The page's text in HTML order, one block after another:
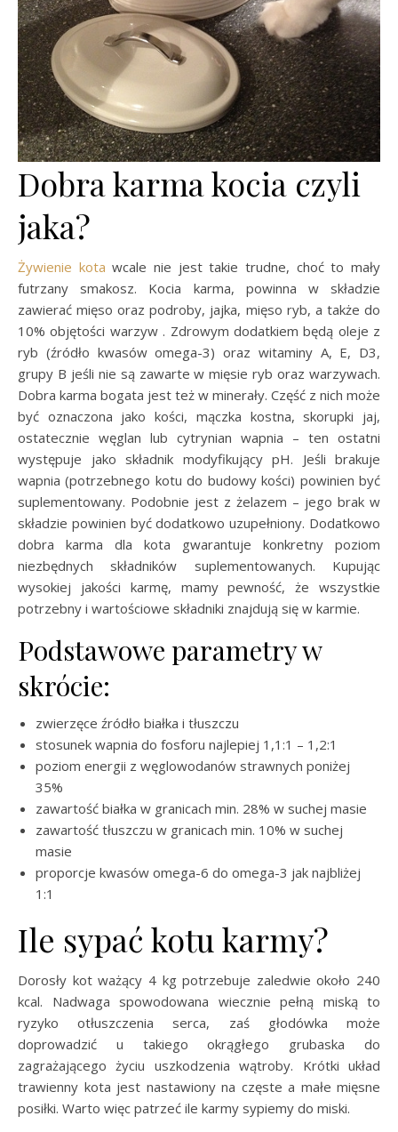
Dobra karma kocia czyli
jaka?
Żywienie kota wcale nie jest takie trudne, choć to mały
futrzany smakosz. Kocia karma, powinna w składzie
zawierać mięso oraz podroby, jajka, mięso ryb, a także do
10% objętości warzyw . Zdrowym dodatkiem będą oleje z
ryb (źródło kwasów omega-3) oraz witaminy A, E, D3,
grupy B jeśli nie są zawarte w mięsie ryb oraz warzywach.
Dobra karma bogata jest też w minerały. Część z nich może
być oznaczona jako kości, mączka kostna, skorupki jaj,
ostatecznie węglan lub cytrynian wapnia – ten ostatni
występuje jako składnik modyfikujący pH. Jeśli brakuje
wapnia (potrzebnego kotu do budowy kości) powinien być
suplementowany. Podobnie jest z żelazem – jego brak w
składzie powinien być dodatkowo uzupełniony. Dodatkowo
dobra karma dla kota gwarantuje konkretny poziom
niezbędnych składników suplementowanych. Kupując
wysokiej jakości karmę, mamy pewność, że wszystkie
potrzebny i wartościowe składniki znajdują się w karmie.
Podstawowe parametry w
skrócie:
zwierzęce źródło białka i tłuszczu
stosunek wapnia do fosforu najlepiej 1,1:1 – 1,2:1
poziom energii z węglowodanów strawnych poniżej
35%
zawartość białka w granicach min. 28% w suchej masie
zawartość tłuszczu w granicach min. 10% w suchej
masie
proporcje kwasów omega-6 do omega-3 jak najbliżej
1:1
Ile sypać kotu karmy?
Dorosły kot ważący 4 kg potrzebuje zaledwie około 240
kcal. Nadwaga spowodowana wiecznie pełną miską to
ryzyko otłuszczenia serca, zaś głodówka może
doprowadzić u takiego okrągłego grubaska do
zagrażającego życiu uszkodzenia wątroby. Krótki układ
trawienny kota jest nastawiony na częste a małe mięsne
posiłki. Warto więc patrzeć ile karmy sypiemy do miski.